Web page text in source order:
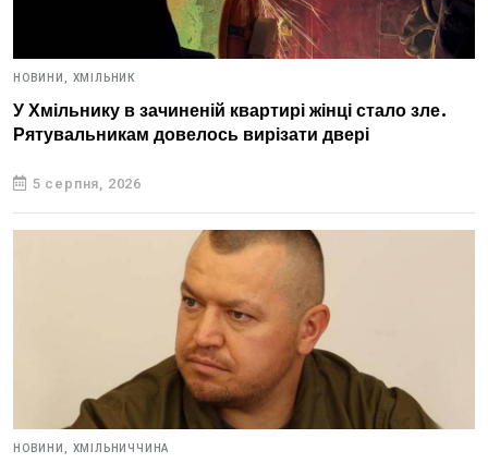
НОВИНИ, ХМІЛЬНИК
У Хмільнику в зачиненій квартирі жінці стало зле.
Рятувальникам довелось вирізати двері
5 серпня, 2026
НОВИНИ, ХМІЛЬНИЧЧИНА